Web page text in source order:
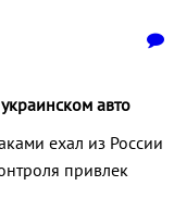
авто
ехал из России
привлек